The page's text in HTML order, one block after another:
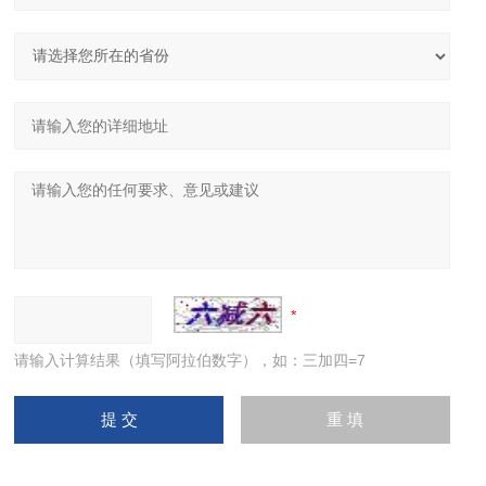
请输入计算结果（填写阿拉伯数字），如：三加四=7